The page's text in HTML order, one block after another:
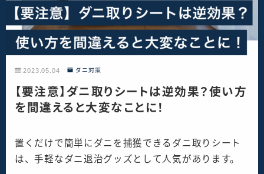
2023.05.04 ダニ対策
【要注意】ダニ取りシートは逆効果？使い方
を間違えると大変なことに！
置くだけで簡単にダニを捕獲できるダニ取りシート
は、手軽なダニ退治グッズとして人気があります。